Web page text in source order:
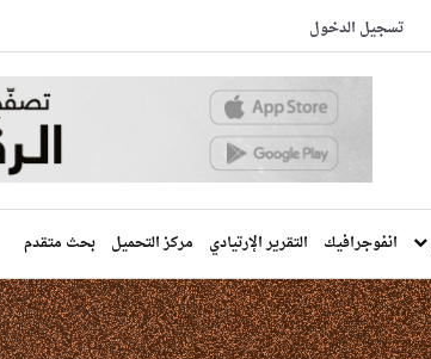
تسجيل الدخول
انفوجرافيك التقرير الإرتيادي مركز التحميل بحث متقدم